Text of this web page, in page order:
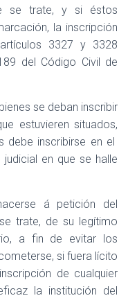
se trate, y si éstos
la inscripción
3327 y 3328
del Código Civil de
se deban inscribir
estuvieren situados,
debe inscribirse en el
en que se halle
á petición del
trate, de su legítimo
a fin de evitar los
si fuera lícito
de cualquier
la institución del